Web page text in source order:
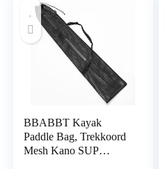
BBABBT Kayak
Paddle Bag, Trekkoord
Mesh Kano SUP